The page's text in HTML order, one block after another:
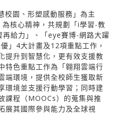
校園、形塑感動服務」為主
核心精神，共規劃「i學習-教
給力」、「eye賽博-網路大躍
」4大計畫及12項重點工作，
提升到智慧化，更有效支援教
特色重點工作為「翱翔雲端行
端環境，提供全校師生獲取新
環境並支援行動學習；同時建
課程（MOOCs）的蒐集與推
展其國際參與能力及全球視